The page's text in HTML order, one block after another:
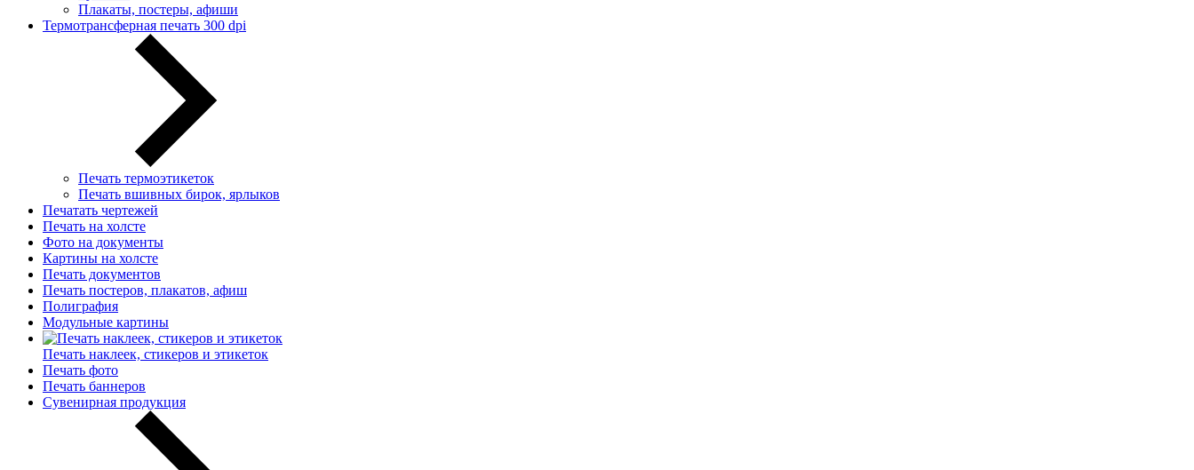
Плакаты, постеры, афиши
Термотрансферная печать 300 dpi
Печать термоэтикеток
Печать вшивных бирок, ярлыков
Печатать чертежей
Печать на холсте
Фото на документы
Картины на холсте
Печать документов
Печать постеров, плакатов, афиш
Полиграфия
Модульные картины
Печать наклеек, стикеров и этикеток
Печать фото
Печать баннеров
Сувенирная продукция